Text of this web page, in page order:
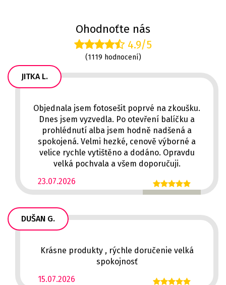
Ohodnoťte nás
4.9/5
(1119 hodnocení)
JITKA L.
23.07.2026
Objednala jsem fotosešit poprvé na zkoušku.
Dnes jsem vyzvedla. Po otevření balíčku a
prohlédnutí alba jsem hodně nadšená a
spokojená. Velmi hezké, cenově výborné a
velice rychle vytištěno a dodáno. Opravdu
velká pochvala a všem doporučuji.
DUŠAN G.
15.07.2026
Krásne produkty , rýchle doručenie velká
spokojnosť